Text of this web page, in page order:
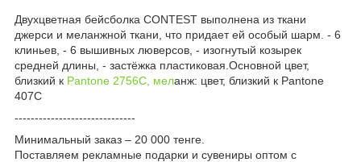
Двухцветная бейсболка CONTEST выполнена из ткани
джерси и меланжной ткани, что придает ей особый шарм. - 6
клиньев, - 6 вышивных люверсов, - изогнутый козырек
средней длины, - застёжка пластиковая.Основной цвет,
близкий к Pantone 2756C, меланж: цвет, близкий к Pantone
407С
------------------------------
Минимальный заказ – 20 000 тенге.
Поставляем рекламные подарки и сувениры оптом с